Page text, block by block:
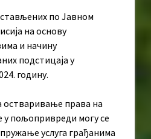
по Јавном
на основу
и начину
подстицаја у
годину.
остваривање права на
у пољопривреди могу се
услуга грађанима